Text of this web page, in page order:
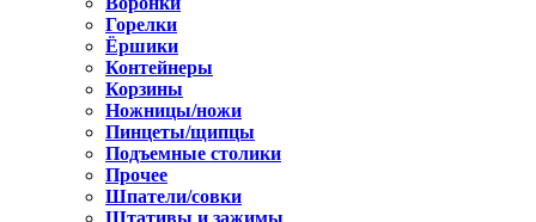
Горелки
Ёршики
Контейнеры
Корзины
Ножницы/ножи
Пинцеты/щипцы
Подъемные столики
Прочее
Шпатели/совки
Штативы и зажимы